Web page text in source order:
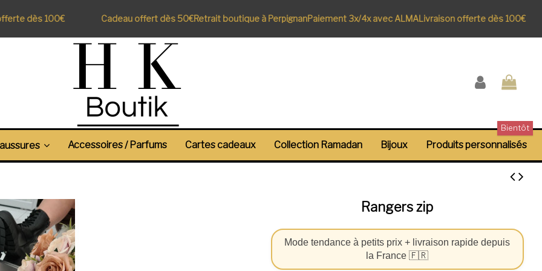
dès 100€ Cadeau offert dès 50€Retrait boutique à PerpignanPaiement 3x/4x avec ALMALivraison offerte dès 100€
Accessoires / Parfums Cartes cadeaux Collection Ramadan Bijoux Produits personnalisés
Bientôt
Rangers zip
Mode tendance à petits prix + livraison rapide depuis
la France 🇫🇷